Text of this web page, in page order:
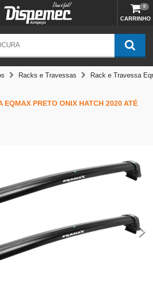
CARRINHO
0
Racks e Travessas Rack e Travessa
EQMAX PRETO ONIX HATCH 2020 ATÉ
outras opções mais
adequadas